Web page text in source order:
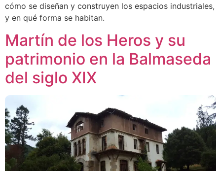
cómo se diseñan y construyen los espacios industriales,
y en qué forma se habitan.
Martín de los Heros y su
patrimonio en la Balmaseda
del siglo XIX